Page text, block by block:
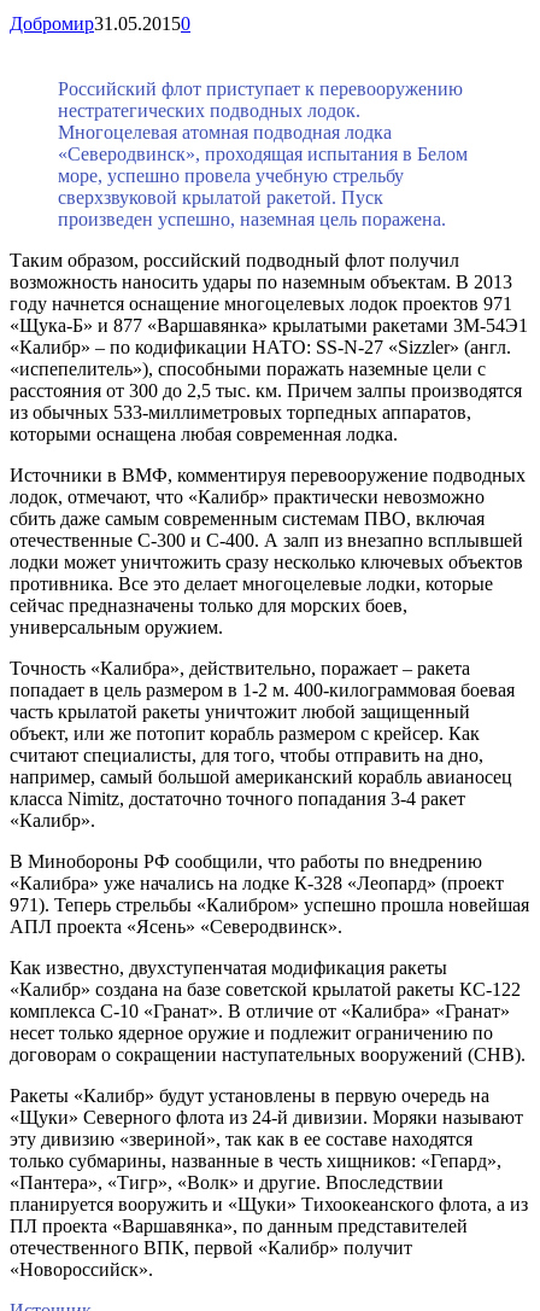
Добромир31.05.20150
Российский флот приступает к перевооружению
нестратегических подводных лодок.
Многоцелевая атомная подводная лодка
«Северодвинск», проходящая испытания в Белом
море, успешно провела учебную стрельбу
сверхзвуковой крылатой ракетой. Пуск
произведен успешно, наземная цель поражена.
Таким образом, российский подводный флот получил
возможность наносить удары по наземным объектам. В 2013
году начнется оснащение многоцелевых лодок проектов 971
«Щука-Б» и 877 «Варшавянка» крылатыми ракетами 3M-54Э1
«Калибр» – по кодификации НАТО: SS-N-27 «Sizzler» (англ.
«испепелитель»), способными поражать наземные цели с
расстояния от 300 до 2,5 тыс. км. Причем залпы производятся
из обычных 533-миллиметровых торпедных аппаратов,
которыми оснащена любая современная лодка.
Источники в ВМФ, комментируя перевооружение подводных
лодок, отмечают, что «Калибр» практически невозможно
сбить даже самым современным системам ПВО, включая
отечественные С-300 и С-400. А залп из внезапно всплывшей
лодки может уничтожить сразу несколько ключевых объектов
противника. Все это делает многоцелевые лодки, которые
сейчас предназначены только для морских боев,
универсальным оружием.
Точность «Калибра», действительно, поражает – ракета
попадает в цель размером в 1-2 м. 400-килограммовая боевая
часть крылатой ракеты уничтожит любой защищенный
объект, или же потопит корабль размером с крейсер. Как
считают специалисты, для того, чтобы отправить на дно,
например, самый большой американский корабль авианосец
класса Nimitz, достаточно точного попадания 3-4 ракет
«Калибр».
В Минобороны РФ сообщили, что работы по внедрению
«Калибра» уже начались на лодке К-328 «Леопард» (проект
971). Теперь стрельбы «Калибром» успешно прошла новейшая
АПЛ проекта «Ясень» «Северодвинск».
Как известно, двухступенчатая модификация ракеты
«Калибр» создана на базе советской крылатой ракеты КС-122
комплекса С-10 «Гранат». В отличие от «Калибра» «Гранат»
несет только ядерное оружие и подлежит ограничению по
договорам о сокращении наступательных вооружений (СНВ).
Ракеты «Калибр» будут установлены в первую очередь на
«Щуки» Северного флота из 24-й дивизии. Моряки называют
эту дивизию «звериной», так как в ее составе находятся
только субмарины, названные в честь хищников: «Гепард»,
«Пантера», «Тигр», «Волк» и другие. Впоследствии
планируется вооружить и «Щуки» Тихоокеанского флота, а из
ПЛ проекта «Варшавянка», по данным представителей
отечественного ВПК, первой «Калибр» получит
«Новороссийск».